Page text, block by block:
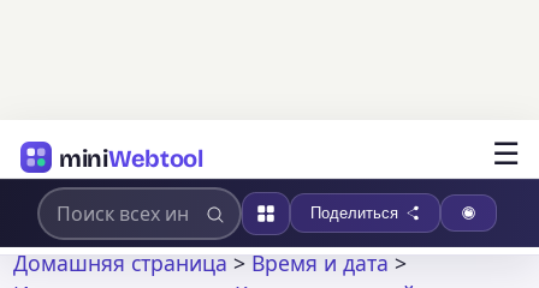
miniWebtool ☰
Поделиться
Домашняя страница>Время и дата>